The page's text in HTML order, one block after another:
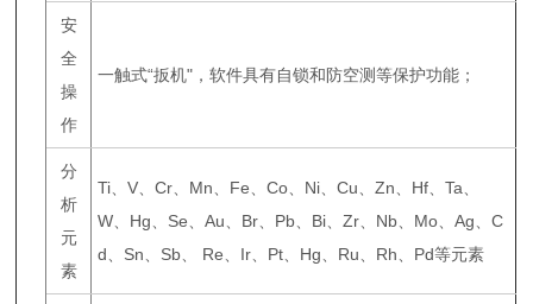
安
全
操
作
一触式“扳机"，软件具有自锁和防空测等保护功能；
分
析
元
素
Ti、V、Cr、Mn、Fe、Co、Ni、Cu、Zn、Hf、Ta、
W、Hg、Se、Au、Br、Pb、Bi、Zr、Nb、Mo、Ag、C
d、Sn、Sb、 Re、Ir、Pt、Hg、Ru、Rh、Pd等元素